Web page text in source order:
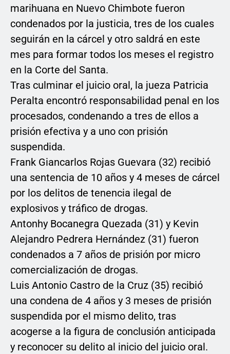
marihuana en Nuevo Chimbote fueron
condenados por la justicia, tres de los cuales
seguirán en la cárcel y otro saldrá en este
mes para formar todos los meses el registro
en la Corte del Santa.
Tras culminar el juicio oral, la jueza Patricia
Peralta encontró responsabilidad penal en los
procesados, condenando a tres de ellos a
prisión efectiva y a uno con prisión
suspendida.
Frank Giancarlos Rojas Guevara (32) recibió
una sentencia de 10 años y 4 meses de cárcel
por los delitos de tenencia ilegal de
explosivos y tráfico de drogas.
Antonhy Bocanegra Quezada (31) y Kevin
Alejandro Pedrera Hernández (31) fueron
condenados a 7 años de prisión por micro
comercialización de drogas.
Luis Antonio Castro de la Cruz (35) recibió
una condena de 4 años y 3 meses de prisión
suspendida por el mismo delito, tras
acogerse a la figura de conclusión anticipada
y reconocer su delito al inicio del juicio oral.